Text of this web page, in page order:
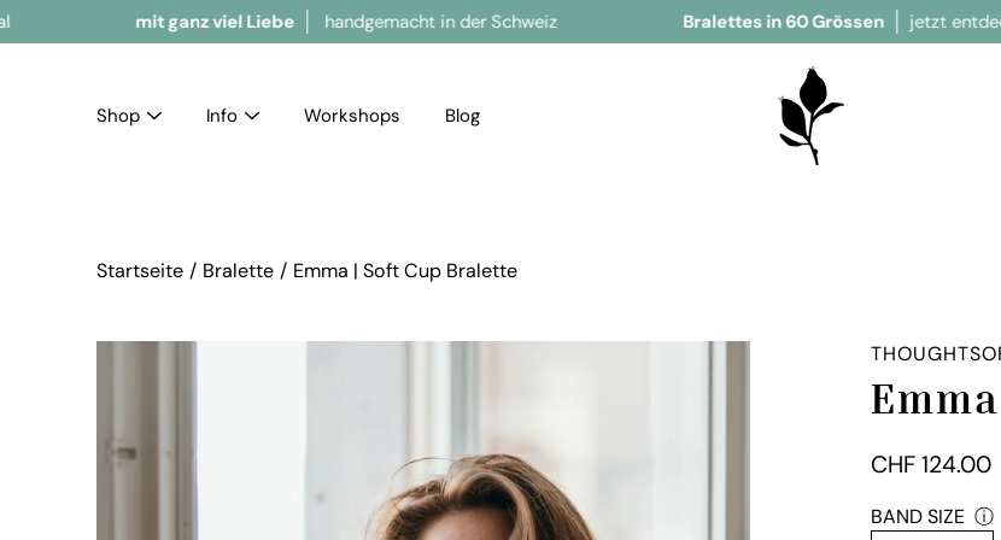
mit ganz viel Liebe handgemacht in der Schweiz Bralettes in 60 Grössen jetzt entdecken
Shop Info Workshops Blog
Startseite / Bralette / Emma | Soft Cup Bralette
CHF 124.00
BAND SIZE ⓘ
passendes